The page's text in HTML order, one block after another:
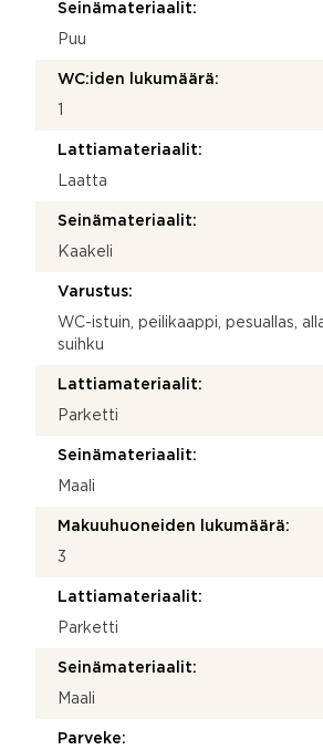
Seinämateriaalit:
Puu
WC:iden lukumäärä:
Lattiamateriaalit:
Laatta
Seinämateriaalit:
Kaakeli
Varustus:
WC-istuin, peilikaappi, pesuallas,
suihku
Lattiamateriaalit:
Parketti
Seinämateriaalit:
Maali
Makuuhuoneiden lukumäärä:
3
Lattiamateriaalit:
Parketti
Seinämateriaalit:
Maali
Parveke: